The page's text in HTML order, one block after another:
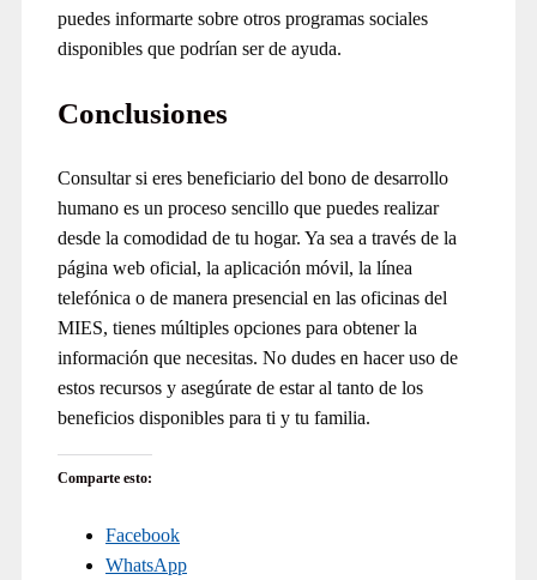
puedes informarte sobre otros programas sociales
disponibles que podrían ser de ayuda.
Conclusiones
Consultar si eres beneficiario del bono de desarrollo
humano es un proceso sencillo que puedes realizar
desde la comodidad de tu hogar. Ya sea a través de la
página web oficial, la aplicación móvil, la línea
telefónica o de manera presencial en las oficinas del
MIES, tienes múltiples opciones para obtener la
información que necesitas. No dudes en hacer uso de
estos recursos y asegúrate de estar al tanto de los
beneficios disponibles para ti y tu familia.
Comparte esto:
Facebook
WhatsApp